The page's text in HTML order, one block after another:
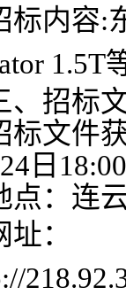
标内容:
1.5T
、招标
标文件
24 日
点：连
址：